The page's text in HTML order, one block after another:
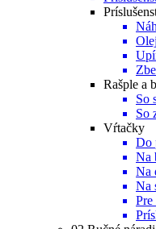
Rašple a
So
So
Vŕtačky
Do
Na
Na
Na